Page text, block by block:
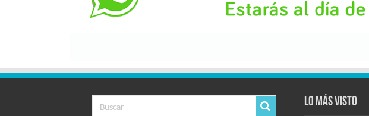
Lo más visto